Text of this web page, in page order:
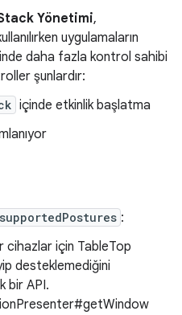
Yönetimi,
uygulamaların
daha fazla kontrol sahibi
şunlardır:
içinde etkinlik başlatma
:
cihazlar için TableTop
desteklemediğini
bir API.